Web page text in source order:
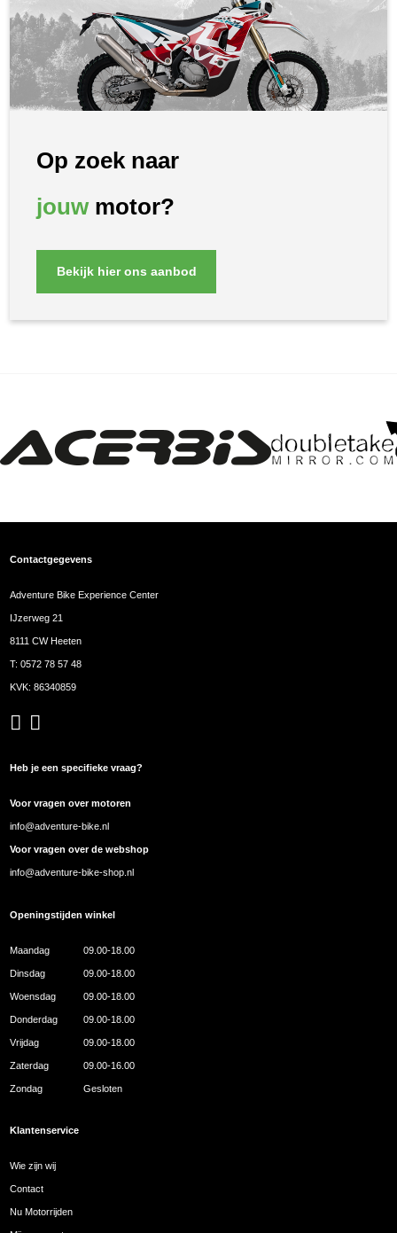
Op zoek naar
jouwmotor?
Bekijk hier ons aanbod
Contactgegevens
Adventure Bike Experience Center
IJzerweg 21
8111 CW Heeten
T:0572 78 57 48
KVK: 86340859
Heb je een specifieke vraag?
Voor vragen over motoren
info@adventure-bike.nl
Voor vragen over de webshop
info@adventure-bike-shop.nl
Openingstijden winkel
Maandag 09.00-18.00
Dinsdag 09.00-18.00
Woensdag 09.00-18.00
Donderdag 09.00-18.00
Vrijdag 09.00-18.00
Zaterdag 09.00-16.00
Zondag Gesloten
Klantenservice
Wie zijn wij
Contact
Nu Motorrijden